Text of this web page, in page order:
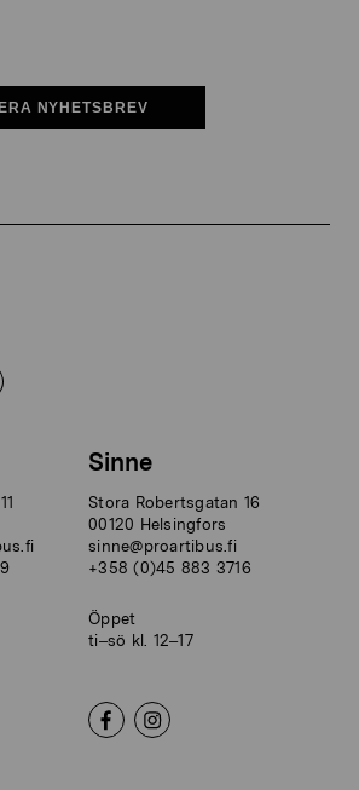
NYHETSBREV
Sinne
Stora Robertsgatan 16
00120 Helsingfors
sinne@proartibus.fi
+358 (0)45 883 3716
Öppet
ti–sö kl. 12–17